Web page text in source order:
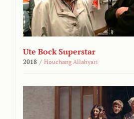
Ute Bock Superstar
2018 / Houchang Allahyari